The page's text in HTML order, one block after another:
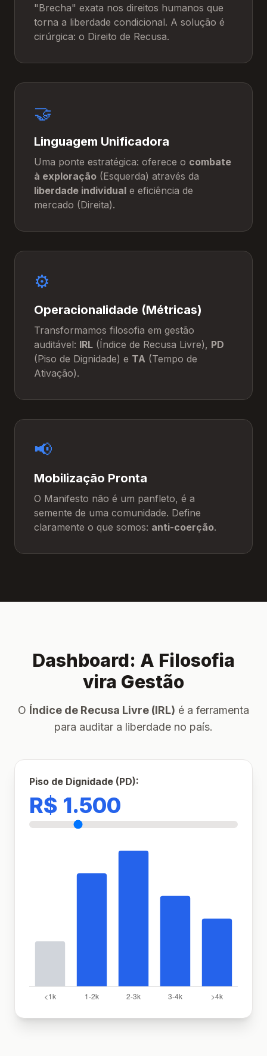
"Brecha" exata nos direitos humanos que
torna a liberdade condicional. A solução é
cirúrgica: o Direito de Recusa.
🤝
Linguagem Unificadora
Uma ponte estratégica: oferece o combate
à exploração (Esquerda) através da
liberdade individual e eficiência de
mercado (Direita).
⚙️
Operacionalidade (Métricas)
Transformamos filosofia em gestão
auditável: IRL (Índice de Recusa Livre), PD
(Piso de Dignidade) e TA (Tempo de
Ativação).
📢
Mobilização Pronta
O Manifesto não é um panfleto, é a
semente de uma comunidade. Define
claramente o que somos: anti-coerção.
Dashboard: A Filosofia
vira Gestão
O Índice de Recusa Livre (IRL) é a ferramenta
para auditar a liberdade no país.
Piso de Dignidade (PD):
R$ 1.500